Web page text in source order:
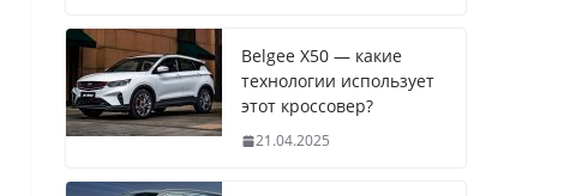
Belgee X50 — какие
технологии использует
этот кроссовер?
21.04.2025